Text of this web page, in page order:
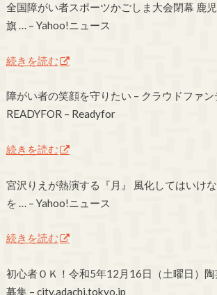
全国障がい者スポーツかごしま大会閉幕 鹿
旗 … – Yahoo!ニュース
続きを読む
障がい者の笑顔を守りたい – クラウドファ
READYFOR – Readyfor
続きを読む
宮沢りえが熱演する『月』 風化してはいけ
を … – Yahoo!ニュース
続きを読む
初心者ＯＫ！令和5年12月16日（土曜日）
募集 – city.adachi.tokyo.jp